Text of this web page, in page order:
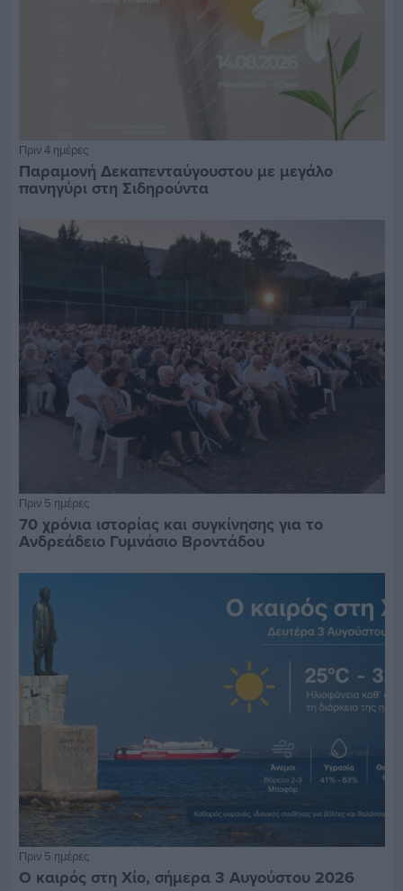
Πριν 4 ημέρες
Παραμονή Δεκαπενταύγουστου με μεγάλο
πανηγύρι στη Σιδηρούντα
Πριν 5 ημέρες
70 χρόνια ιστορίας και συγκίνησης για το
Ανδρεάδειο Γυμνάσιο Βροντάδου
Πριν 5 ημέρες
Ο καιρός στη Χίο, σήμερα 3 Αυγούστου 2026